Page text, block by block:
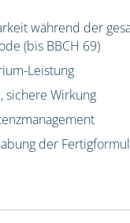
während der
(bis BBCH 69)
Leistung
sichere Wirkung
der